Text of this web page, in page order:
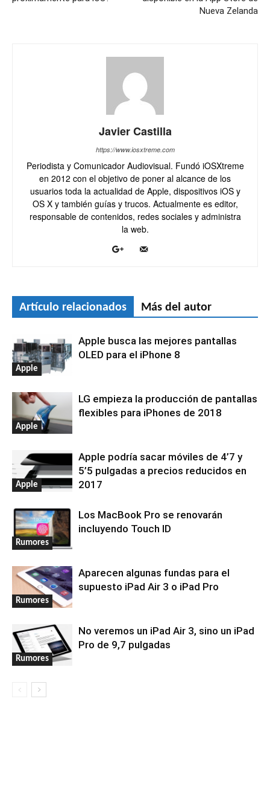
Nueva Zelanda
Javier Castilla
https://www.iosxtreme.com
Periodista y Comunicador Audiovisual. Fundó iOSXtreme
en 2012 con el objetivo de poner al alcance de los
usuarios toda la actualidad de Apple, dispositivos iOS y
OS X y también guías y trucos. Actualmente es editor,
responsable de contenidos, redes sociales y administra
la web.
Artículo relacionados Más del autor
Apple
Apple busca las mejores pantallas
OLED para el iPhone 8
Apple
LG empieza la producción de pantallas
flexibles para iPhones de 2018
Apple
Apple podría sacar móviles de 4’7 y
5’5 pulgadas a precios reducidos en
2017
Rumores
Los MacBook Pro se renovarán
incluyendo Touch ID
Rumores
Aparecen algunas fundas para el
supuesto iPad Air 3 o iPad Pro
Rumores
No veremos un iPad Air 3, sino un iPad
Pro de 9,7 pulgadas